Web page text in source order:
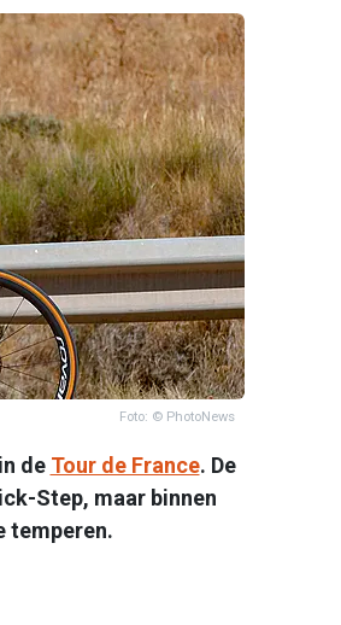
Foto: © PhotoNews
de Tour de France. De
Step, maar binnen
temperen.